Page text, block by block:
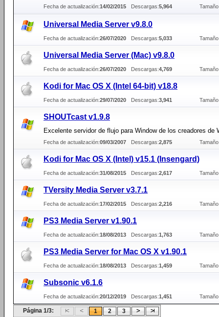
Fecha de actualización:14/02/2015 Descargas:5,964
Universal Media Server v9.8.0
Fecha de actualización:26/07/2020 Descargas:5,033
Universal Media Server (Mac) v9.8.0
Fecha de actualización:26/07/2020 Descargas:4,769
Kodi for Mac OS X (Intel 64-bit) v18.8
Fecha de actualización:29/07/2020 Descargas:3,941
SHOUTcast v1.9.8
Excelente servidor de flujo para Window de los creadores de
Fecha de actualización:09/03/2007 Descargas:2,875
Kodi for Mac OS X (Intel) v15.1 (Insengard)
Fecha de actualización:31/08/2015 Descargas:2,617
TVersity Media Server v3.7.1
Fecha de actualización:17/02/2015 Descargas:2,216
PS3 Media Server v1.90.1
Fecha de actualización:18/08/2013 Descargas:1,763
PS3 Media Server for Mac OS X v1.90.1
Fecha de actualización:18/08/2013 Descargas:1,459
Subsonic v6.1.6
Fecha de actualización:20/12/2019 Descargas:1,451
Página 1/3: 1 2 3